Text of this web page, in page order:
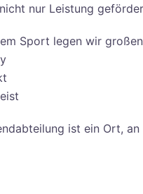
nur Leistung
Sport legen wir
ist ein Ort,